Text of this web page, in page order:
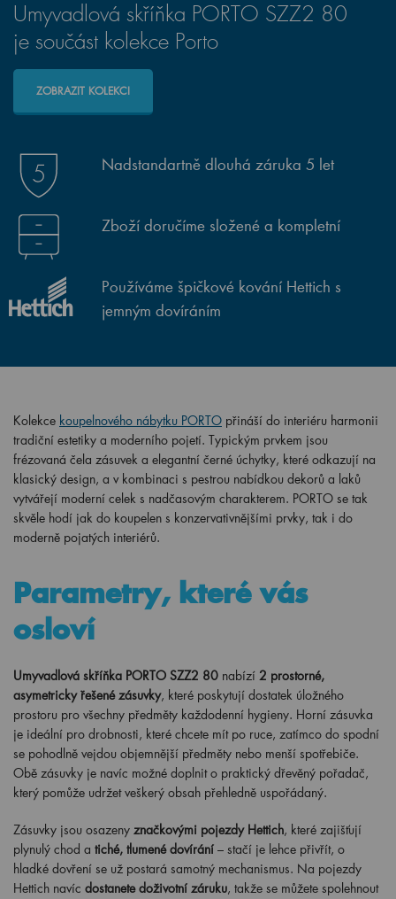
Umyvadlová skříňka PORTO SZZ2 80
je součást kolekce Porto
ZOBRAZIT KOLEKCI
Nadstandartně dlouhá záruka 5 let
Zboží doručíme složené a kompletní
Používáme špičkové kování Hettich s
jemným dovíráním
Kolekce koupelnového nábytku PORTO přináší do interiéru harmonii
tradiční estetiky a moderního pojetí. Typickým prvkem jsou
frézovaná čela zásuvek a elegantní černé úchytky, které odkazují na
klasický design, a v kombinaci s pestrou nabídkou dekorů a laků
vytvářejí moderní celek s nadčasovým charakterem. PORTO se tak
skvěle hodí jak do koupelen s konzervativnějšími prvky, tak i do
moderně pojatých interiérů.
Parametry, které vás
osloví
Umyvadlová skříňka PORTO SZZ2 80 nabízí 2 prostorné,
asymetricky řešené zásuvky, které poskytují dostatek úložného
prostoru pro všechny předměty každodenní hygieny. Horní zásuvka
je ideální pro drobnosti, které chcete mít po ruce, zatímco do spodní
se pohodlně vejdou objemnější předměty nebo menší spotřebiče.
Obě zásuvky je navíc možné doplnit o praktický dřevěný pořadač,
který pomůže udržet veškerý obsah přehledně uspořádaný.
Zásuvky jsou osazeny značkovými pojezdy Hettich, které zajišťují
plynulý chod a tiché, tlumené dovírání – stačí je lehce přivřít, o
hladké dovření se už postará samotný mechanismus. Na pojezdy
Hettich navíc dostanete doživotní záruku, takže se můžete spolehnout